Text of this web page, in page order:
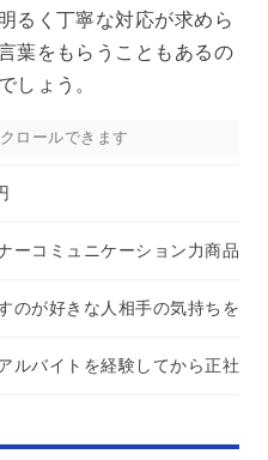
るく丁寧な対応が求めら
葉をもらうこともあるの
しょう。
ーコミュニケーション力商品知
のが好きな人相手の気持ちを
ルバイトを経験してから正社